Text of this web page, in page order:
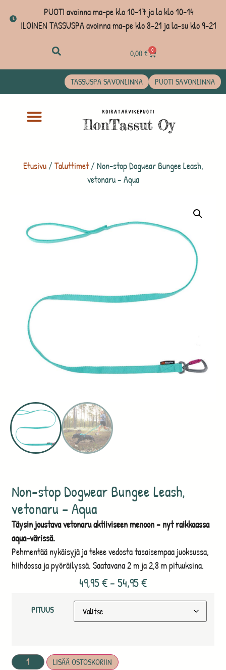
PUOTI avoinna ma-pe klo 10-17 ja la klo 10-14
ILOINEN TASSUSPA avoinna ma-pe klo 8-21 ja la-su klo 9-21
0,00€ 0
TASSUSPA SAVONLINNA PUOTI SAVONLINNA
Etusivu/Taluttimet/ Non-stop Dogwear Bungee Leash,
vetonaru – Aqua
Non-stop Dogwear Bungee Leash,
vetonaru – Aqua
Täysin joustava vetonaru aktiiviseen menoon – nyt raikkaassa
aqua-värissä.
Pehmentää nykäisyjä ja tekee vedosta tasaisempaa juoksussa,
hiihdossa ja pyöräilyssä. Saatavana 2 m ja 2,8 m pituuksina.
49,95€–54,95€
PITUUS
LISÄÄ OSTOSKORIIN